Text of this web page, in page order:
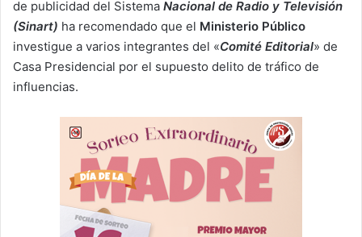
de publicidad del Sistema Nacional de Radio y Televisión
(Sinart) ha recomendado que el Ministerio Público
investigue a varios integrantes del «Comité Editorial» de
Casa Presidencial por el supuesto delito de tráfico de
influencias.